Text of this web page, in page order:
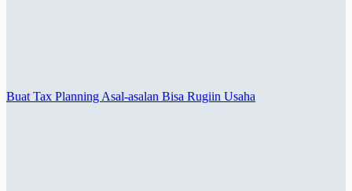
Buat Tax Planning Asal-asalan Bisa Rugiin Usaha